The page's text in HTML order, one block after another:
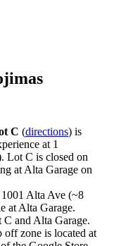
C (directions) is
at 1
Lot C is closed on
at Alta Garage on
Alta Ave (~8
at Alta Garage.
and Alta Garage.
zone is located at